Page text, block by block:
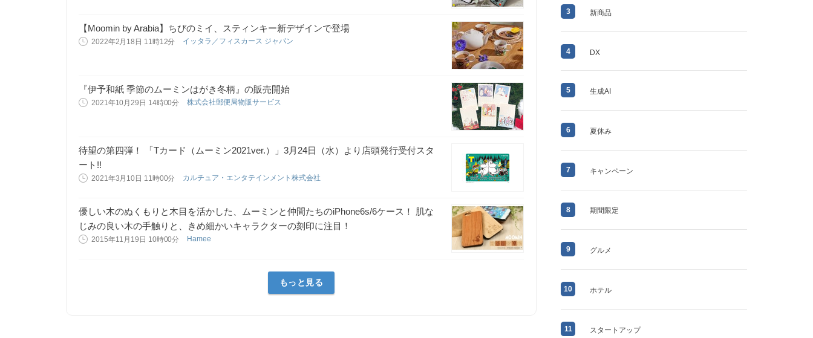
【Moomin by Arabia】ちびのミイ、スティンキー新デザインで登場
2022年2月18日 11時12分 イッタラ／フィスカース ジャパン
『伊予和紙 季節のムーミンはがき冬柄』の販売開始
2021年10月29日 14時00分 株式会社郵便局物販サービス
待望の第四弾！ 「Tカード（ムーミン2021ver.）」3月24日（水）より店頭発行受付スタ
ート!!
2021年3月10日 11時00分 カルチュア・エンタテインメント株式会社
優しい木のぬくもりと木目を活かした、ムーミンと仲間たちのiPhone6s/6ケース！ 肌な
じみの良い木の手触りと、きめ細かいキャラクターの刻印に注目！
2015年11月19日 10時00分 Hamee
もっと見る
3 新商品
4 DX
5 生成AI
6 夏休み
7 キャンペーン
8 期間限定
9 グルメ
10 ホテル
11 スタートアップ